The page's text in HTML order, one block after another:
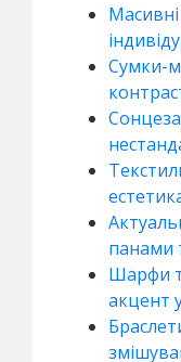
Сумки-
панами
Шарфи
акцент